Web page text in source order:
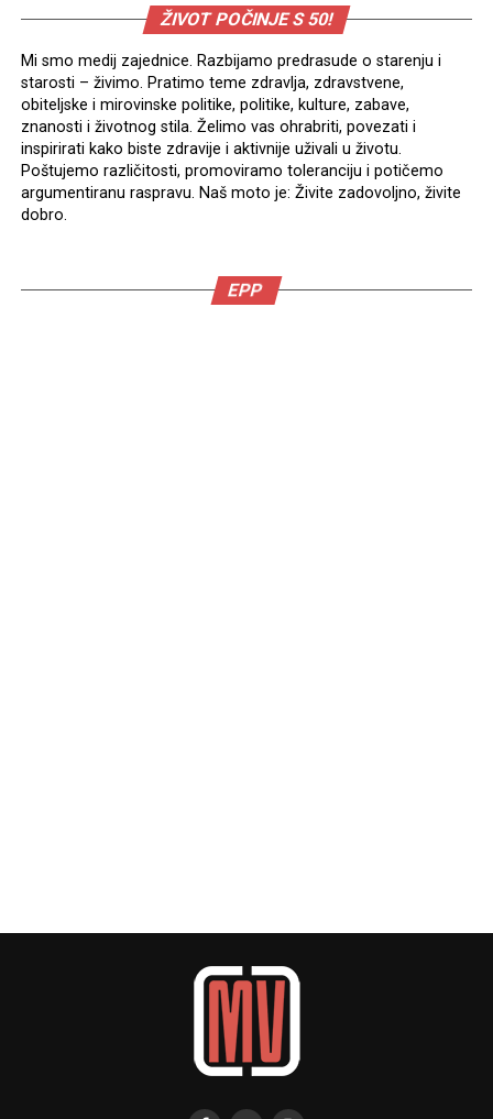
ŽIVOT POČINJE S 50!
Mi smo medij zajednice. Razbijamo predrasude o starenju i
starosti – živimo. Pratimo teme zdravlja, zdravstvene,
obiteljske i mirovinske politike, politike, kulture, zabave,
znanosti i životnog stila. Želimo vas ohrabriti, povezati i
inspirirati kako biste zdravije i aktivnije uživali u životu.
Poštujemo različitosti, promoviramo toleranciju i potičemo
argumentiranu raspravu. Naš moto je: Živite zadovoljno, živite
dobro.
EPP